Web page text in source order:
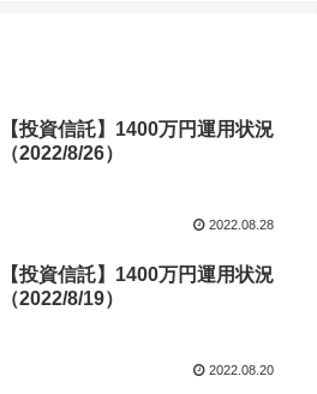
【投資信託】1400万円運用状況
（2022/8/26）
2022.08.28
【投資信託】1400万円運用状況
（2022/8/19）
2022.08.20